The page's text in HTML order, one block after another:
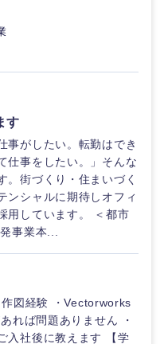
す
事がしたい。転勤はでき
仕事をしたい。」そんな
。街づくり・住まいづく
ンシャルに期待しオフィ
用しています。 ＜都市
事業本...
作図経験 ・Vectorworks
れば問題ありません ・
入社後に教えます 【学